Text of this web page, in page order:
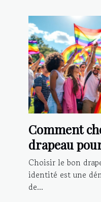
Comment
drapeau
votre
Choisir le bon
identité est une
de...